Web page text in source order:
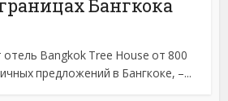
Бангкока
Bangkok Tree House от 800
предложений в Бангкоке, –...